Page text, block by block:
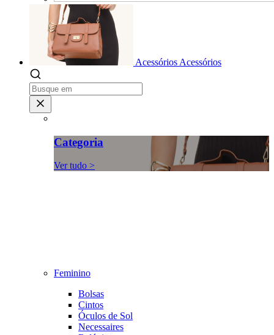
Acessórios Acessórios
Categoria
Ver tudo >
Feminino
Bolsas
Cintos
Óculos de Sol
Necessaires